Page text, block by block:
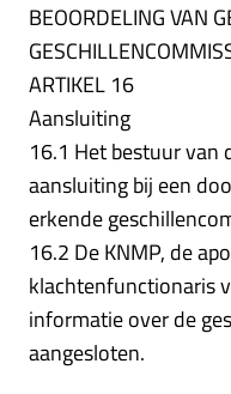
BEOORDELING VAN
ARTIKEL 16
Aansluiting
16.1 Het bestuur van
aansluiting bij een
erkende
16.2 De KNMP, de
klachtenfunctionaris
informatie over de
aangesloten.